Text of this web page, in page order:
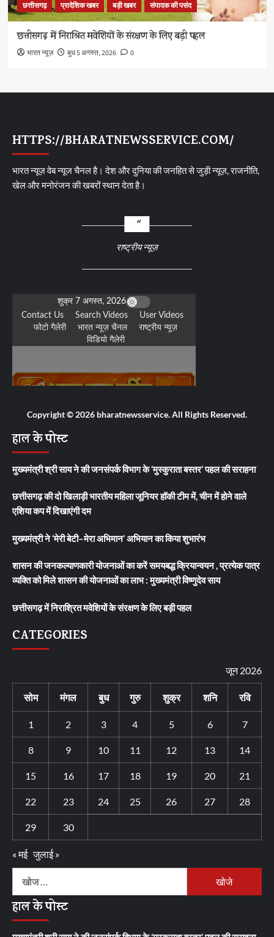
छत्तीसगढ़ प्रादेशिक खबर बड़ी खबर संपादक की पसंद
छत्तीसगढ़ में निराश्रित मवेशियों के संरक्षण के लिए बड़ी पहल
भारत न्यूज़ बुध 5 अगस्त, 2026 0
HTTPS://BHARATNEWSSERVICE.COM/
भारत न्यूज़ वेब न्यूज चैनल है। देश और दुनिया की जनहित से जुड़ी न्यूज़, राजनीति,
खेल और मनोरंजन की खबरों स्थान देता है।
राष्ट्रीय न्यूज़
Copyright © 2026 bharatnewsservice. All Rights Reserved.
हाल के पोस्ट
मुख्यमंत्री श्री साय ने की जनसंपर्क विभाग के ‘मुस्कुराता बस्तर’ पहल की सराहना
छत्तीसगढ़ की दो खिलाड़ी भारतीय महिला जूनियर हॉकी टीम में, चीन में होने वाले
एशिया कप में दिखाएंगी दम
मुख्यमंत्री ने ‘मेरी बेटी–मेरा अभिमान’ अभियान का किया शुभारंभ
शासन की जनकल्याणकारी योजनाओं का करें समयबद्ध क्रियान्वयन , प्रत्येक पात्र
व्यक्ति को मिले शासन की योजनाओं का लाभ : मुख्यमंत्री विष्णुदेव साय
छत्तीसगढ़ में निराश्रित मवेशियों के संरक्षण के लिए बड़ी पहल
CATEGORIES
जून 2026
सोम मंगल बुध गुरु शुक्र शनि रवि
1 2 3 4 5 6 7
8 9 10 11 12 13 14
15 16 17 18 19 20 21
22 23 24 25 26 27 28
29 30
« मई जुलाई »
निम्न
खोजें:
हाल के पोस्ट